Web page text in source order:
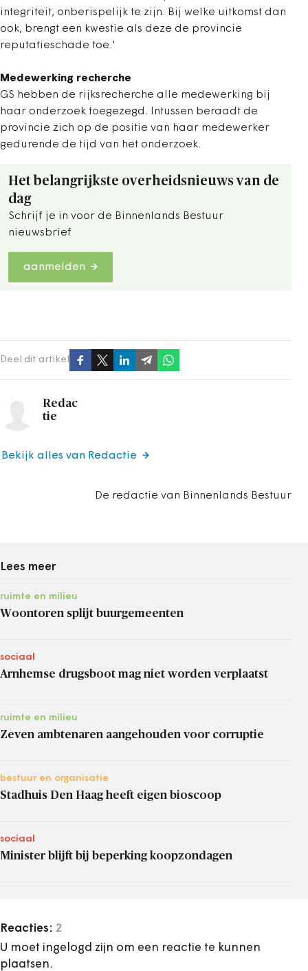
integriteit, onberispelijk te zijn. Bij welke uitkomst dan
ook, brengt een kwestie als deze de provincie
reputatieschade toe.'
Medewerking recherche
GS hebben de rijksrecherche alle medewerking bij
haar onderzoek toegezegd. Intussen beraadt de
provincie zich op de positie van haar medewerker
gedurende de tijd van het onderzoek.
Het belangrijkste overheidsnieuws van de
dag
Schrijf je in voor de Binnenlands Bestuur
nieuwsbrief
aanmelden
Deel dit artikel
Redac
tie
De redactie van Binnenlands Bestuur
Bekijk alles van Redactie
Lees meer
ruimte en milieu
Woontoren splijt buurgemeenten
sociaal
Arnhemse drugsboot mag niet worden verplaatst
ruimte en milieu
Zeven ambtenaren aangehouden voor corruptie
bestuur en organisatie
Stadhuis Den Haag heeft eigen bioscoop
sociaal
Minister blijft bij beperking koopzondagen
Reacties: 2
U moet ingelogd zijn om een reactie te kunnen
plaatsen.